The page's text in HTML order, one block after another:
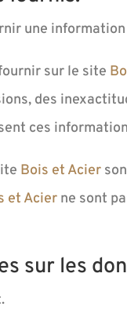
une
fournir sur le site
des
ces
Bois et Acier
et Acier ne sont
sur les